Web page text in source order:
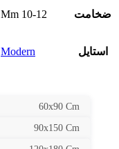
ضخامت 10-12 Mm
استایل Modern
60x90 Cm
90x150 Cm